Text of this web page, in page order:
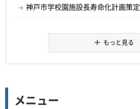
神戸市学校園施設長寿命化計画策定
もっと見る
メニュー